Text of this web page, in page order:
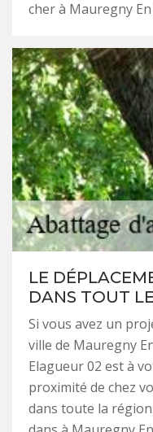
cher à Mauregny
LE
DANS TOUT
Si vous avez un
ville de Mauregny
Elagueur 02 est à
proximité de chez
dans toute la